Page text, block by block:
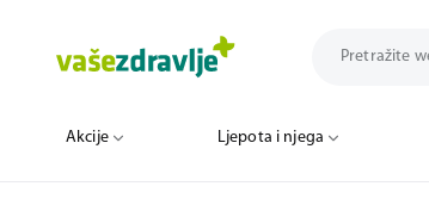
Akcije Ljepota i njega